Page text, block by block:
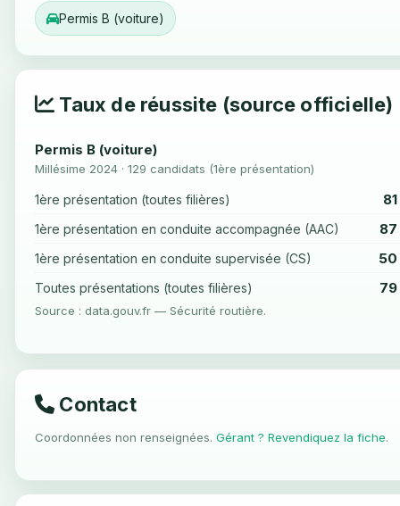
Permis B (voiture)
Taux de réussite (source officielle)
Permis B (voiture)
Millésime 2024 · 129 candidats (1ère présentation)
1ère présentation (toutes filières)
1ère présentation en conduite accompagnée (AAC) 87
1ère présentation en conduite supervisée (CS) 50
Toutes présentations (toutes filières) 79
Source : data.gouv.fr — Sécurité routière.
Contact
Coordonnées non renseignées. Gérant ? Revendiquez la fiche.